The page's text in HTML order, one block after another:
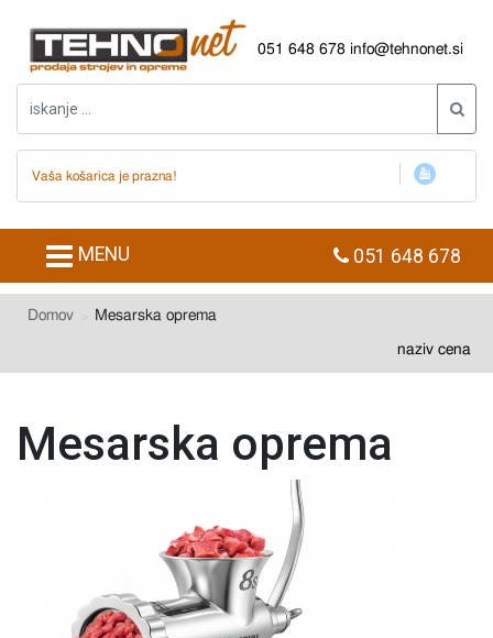
051 648 678 info@tehnonet.si
Vaša košarica je prazna!
MENU 051 648 678
Domov Mesarska oprema
naziv cena
Mesarska oprema